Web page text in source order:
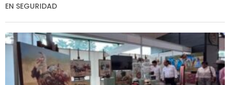
EN SEGURIDAD